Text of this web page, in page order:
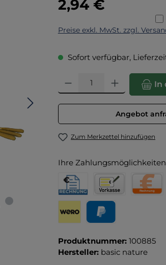
2,94 €
Preise exkl. MwSt. zzgl.
Sofort verfügbar,
Produkt Anzahl: Gib den
In
Angebot
Zum Merkzettel hinzufügen
Ihre Zahlungsmöglichkeiten
Rechnung für Behörden
Vorkasse
Produktnummer: 100885
Hersteller: basic nature